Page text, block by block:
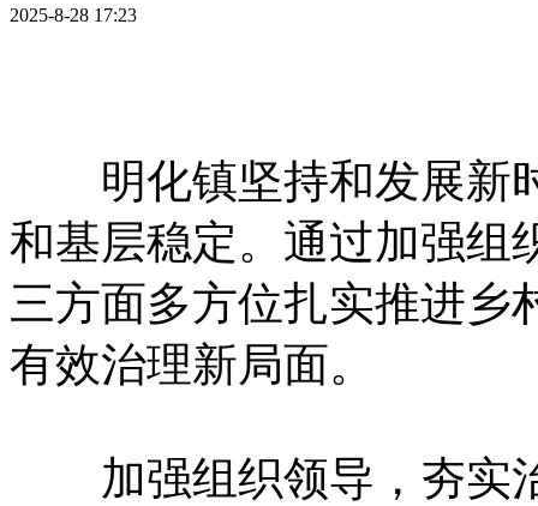
2025-8-28 17:23
明化镇坚持和发展新时
和基层稳定。通过加强组
三方面多方位扎实推进乡
有效治理新局面。
加强组织领导，夯实治